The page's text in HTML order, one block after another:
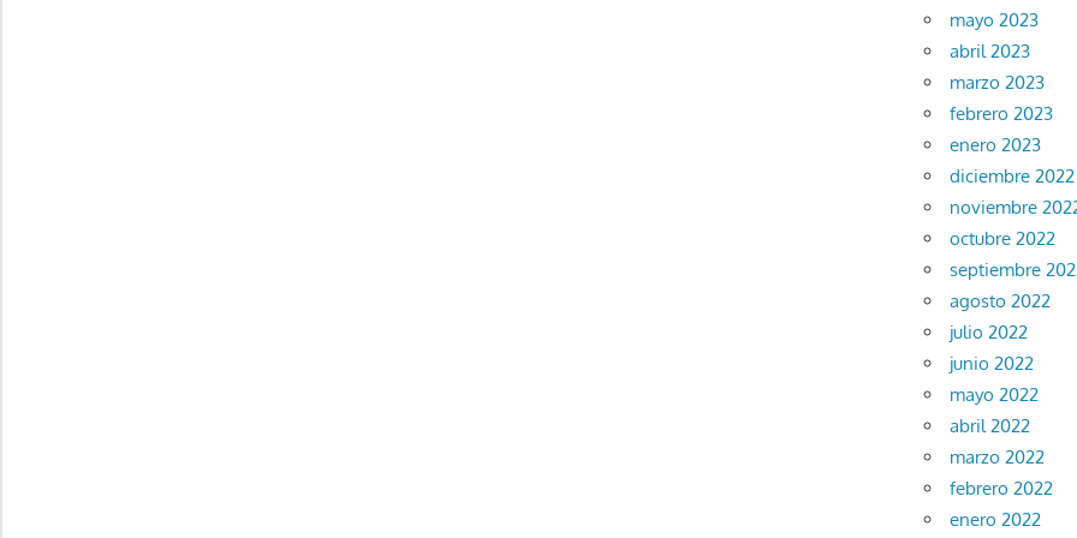
mayo 2023
abril 2023
marzo 2023
febrero 2023
enero 2023
diciembre 2022
noviembre
octubre 2022
septiembre
agosto 2022
julio 2022
junio 2022
mayo 2022
abril 2022
marzo 2022
febrero 2022
enero 2022